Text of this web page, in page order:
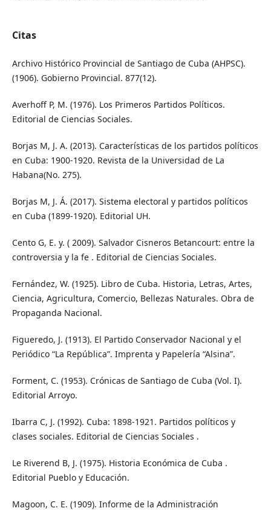
Citas
Archivo Histórico Provincial de Santiago de Cuba (AHPSC).
(1906). Gobierno Provincial. 877(12).
Averhoff P, M. (1976). Los Primeros Partidos Políticos.
Editorial de Ciencias Sociales.
Borjas M, J. A. (2013). Características de los partidos políticos
en Cuba: 1900-1920. Revista de la Universidad de La
Habana(No. 275).
Borjas M, J. Á. (2017). Sistema electoral y partidos políticos
en Cuba (1899-1920). Editorial UH.
Cento G, E. y. ( 2009). Salvador Cisneros Betancourt: entre la
controversia y la fe . Editorial de Ciencias Sociales.
Fernández, W. (1925). Libro de Cuba. Historia, Letras, Artes,
Ciencia, Agricultura, Comercio, Bellezas Naturales. Obra de
Propaganda Nacional.
Figueredo, J. (1913). El Partido Conservador Nacional y el
Periódico “La República”. Imprenta y Papelería “Alsina”.
Forment, C. (1953). Crónicas de Santiago de Cuba (Vol. I).
Editorial Arroyo.
Ibarra C, J. (1992). Cuba: 1898-1921. Partidos políticos y
clases sociales. Editorial de Ciencias Sociales .
Le Riverend B, J. (1975). Historia Económica de Cuba .
Editorial Pueblo y Educación.
Magoon, C. E. (1909). Informe de la Administración